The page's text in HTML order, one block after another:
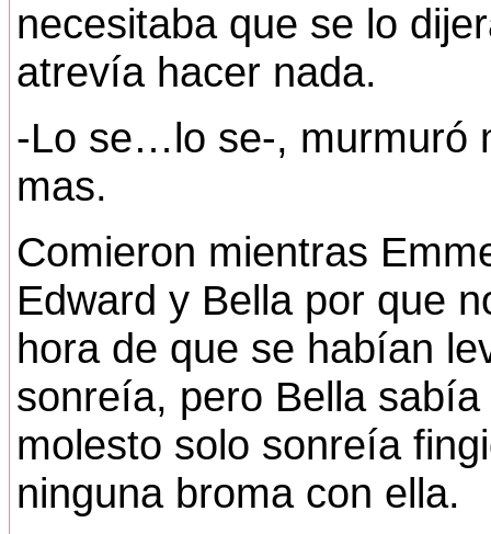
necesitaba que se lo
atrevía hacer nada.
-Lo se…lo se-, murmuró
mas.
Comieron mientras
Edward y Bella por que
hora de que se habían
sonreía, pero Bella
molesto solo sonreía
ninguna broma con ella.